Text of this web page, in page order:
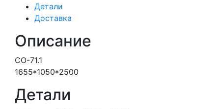
Детали
Доставка
Описание
СО-71.1
1655*1050*2500
Детали